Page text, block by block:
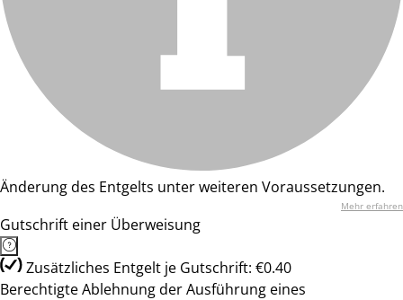
Änderung des Entgelts unter weiteren Voraussetzungen.
Mehr erfahren
Gutschrift einer Überweisung
Zusätzliches Entgelt je Gutschrift: €0.40
Berechtigte Ablehnung der Ausführung eines